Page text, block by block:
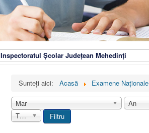
Inspectoratul Școlar Județean Mehedinți
Sunteți aici: Acasă Examene Naționale
Mar
An
Toate
Filtru